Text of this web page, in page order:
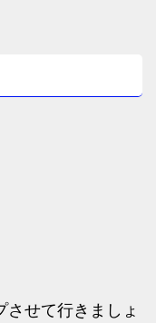
せて行きましょ